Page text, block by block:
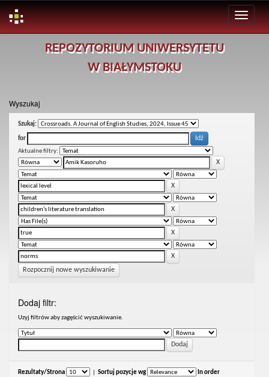
REPOZYTORIUM UNIWERSYTETU
W BIAŁYMSTOKU
Wyszukaj
Szukaj:
for
Aktualne filtry:
Rozpocznij nowe wyszukiwanie
Dodaj filtr:
Uzyj filtrów aby zagęścić wyszukiwanie.
Rezultaty/Strona Sortuj pozycje wg In order